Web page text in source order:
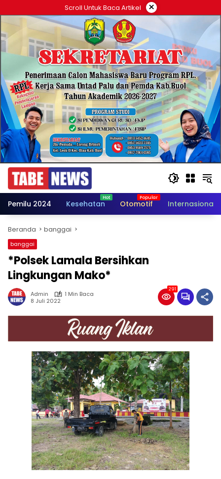
ke
konten
Scroll Untuk Baca Artikel ×
Pemilu 2024 Kesehatan Otomotif Internasional
Beranda banggai
banggai
*Polsek Lamala Bersihkan
Lingkungan Mako*
Admin
1 Min Baca
8 Juli 2022
291